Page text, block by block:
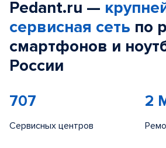
Pedant.ru —
сервисная сеть по
смартфонов и
России
707
Сервисных центров
2